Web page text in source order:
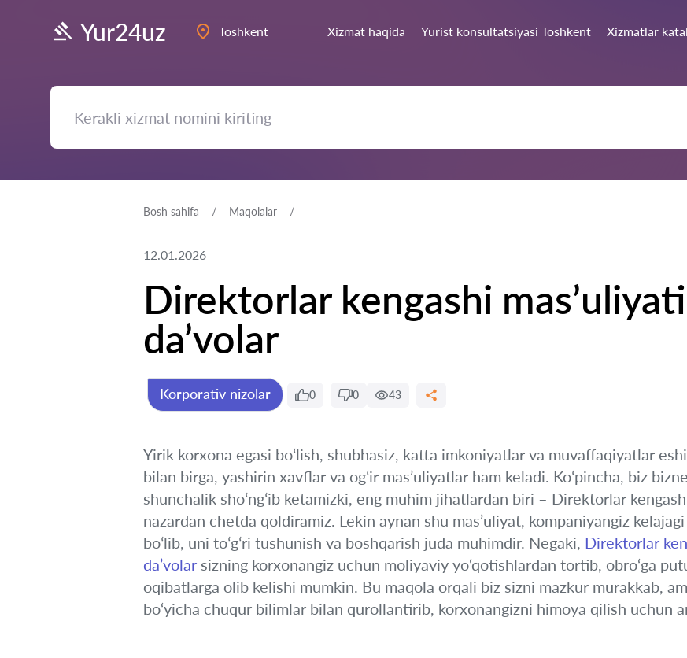
Yur24uz Toshkent Xizmat haqida Yurist konsultatsiyasi Toshkent Xizmatlar
Bosh sahifa Maqolalar
12.01.2026
Direktorlar kengashi
da’volar
Korporativ nizolar 0 0 43
Yirik korxona egasi boʻlish, shubhasiz, katta imkoniyatlar va muvaffaqiyatlar
bilan birga, yashirin xavflar va ogʻir mas’uliyatlar ham keladi. Koʻpincha, biz
shunchalik shoʻngʻib ketamizki, eng muhim jihatlardan biri – Direktorlar
nazardan chetda qoldiramiz. Lekin aynan shu mas’uliyat, kompaniyangiz
boʻlib, uni toʻgʻri tushunish va boshqarish juda muhimdir. Negaki, Direktorlar
da’volar sizning korxonangiz uchun moliyaviy yo‘qotishlardan tortib, obro‘ga
oqibatlarga olib kelishi mumkin. Bu maqola orqali biz sizni mazkur murakkab,
bo‘yicha chuqur bilimlar bilan qurollantirib, korxonangizni himoya qilish uchun